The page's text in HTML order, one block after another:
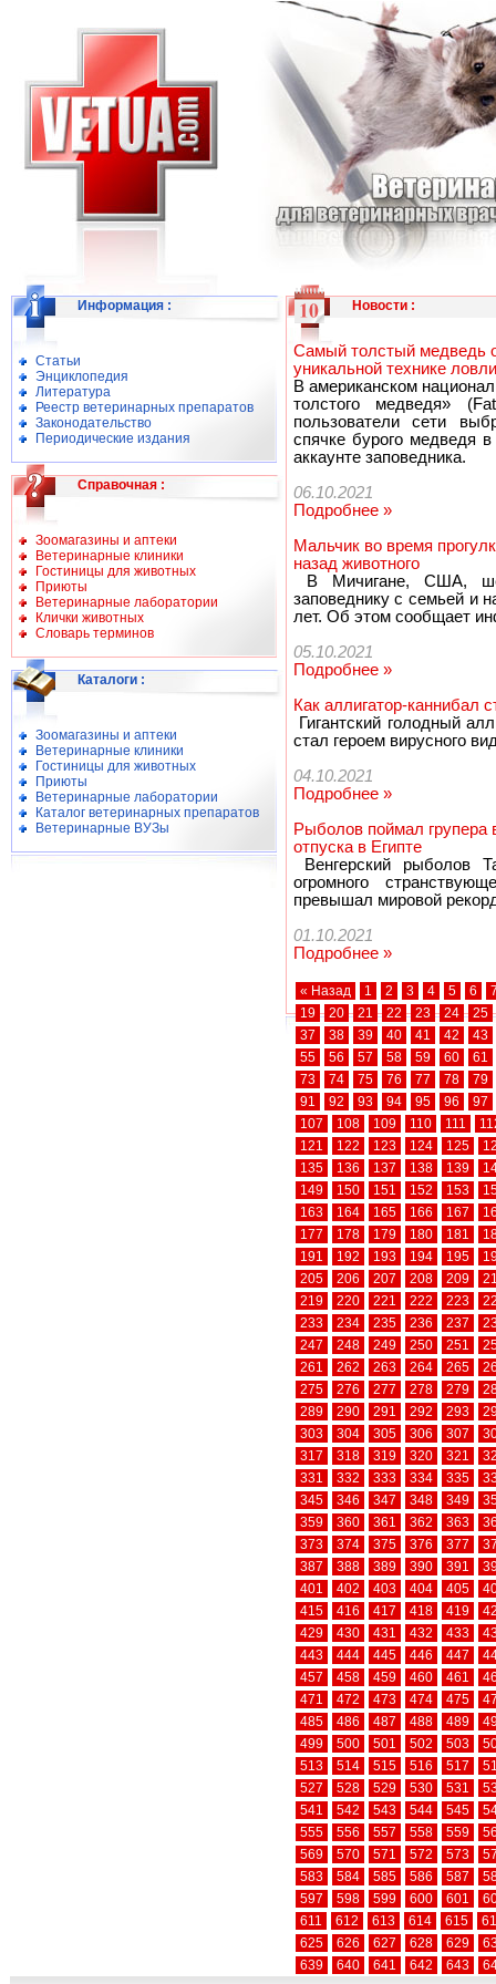
Информация :
Статьи
Энциклопедия
Литература
Реестр ветеринарных препаратов
Законодательство
Периодические издания
Справочная :
Зоомагазины и аптеки
Ветеринарные клиники
Гостиницы для животных
Приюты
Ветеринарные лаборатории
Клички животных
Словарь терминов
Каталоги :
Зоомагазины и аптеки
Ветеринарные клиники
Гостиницы для животных
Приюты
Ветеринарные лаборатории
Каталог ветеринарных препаратов
Ветеринарные ВУЗы
Новости:
Самый толстый медведь
уникальной технике
В американском
толстого медведя»
пользователи сети
спячке бурого медведя
аккаунте заповедника.
06.10.2021
Подробнее »
Мальчик во время
назад животного
В Мичигане, США,
заповеднику с семьей и
лет. Об этом сообщает
05.10.2021
Подробнее »
Как аллигатор-каннибал
Гигантский голодный
стал героем вирусного
04.10.2021
Подробнее »
Рыболов поймал групера
отпуска в Египте
Венгерский рыболов
огромного
превышал мировой
01.10.2021
Подробнее »
« Назад 1 2 3 4 5 6
19
20 21 22 23 24
25
37
38 39 40 41 42
43
55
56 57 58 59 60
61
73
74 75 76 77 78
79
91
92 93 94 95 96
97
107
108 109 110 111
121
122 123 124 125
135
136 137 138 139
149
150 151 152 153
163
164 165 166 167
177
178 179 180 181
191
192 193 194 195
205
206 207 208 209
219
220 221 222 223
233
234 235 236 237
247
248 249 250 251
261
262 263 264 265
275
276 277 278 279
289
290 291 292 293
303
304 305 306 307
317
318 319 320 321
331
332 333 334 335
345
346 347 348 349
359
360 361 362 363
373
374 375 376 377
387
388 389 390 391
401
402 403 404 405
415
416 417 418 419
429
430 431 432 433
443
444 445 446 447
457
458 459 460 461
471
472 473 474 475
485
486 487 488 489
499
500 501 502 503
513
514 515 516 517
527
528 529 530 531
541
542 543 544 545
555
556 557 558 559
569
570 571 572 573
583
584 585 586 587
597
598 599 600 601
611
612 613 614 615
625
626 627 628 629
639
640 641 642 643